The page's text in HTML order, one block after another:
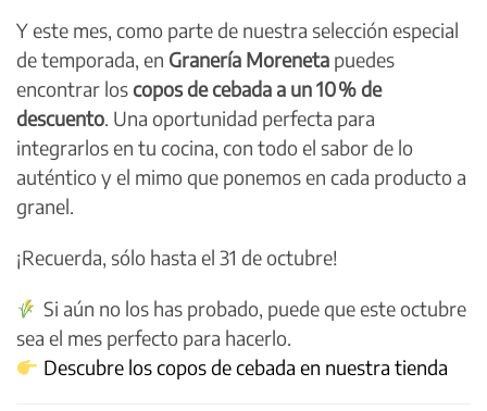
Y este mes, como parte de nuestra selección especial
de temporada, en Granería Moreneta puedes
encontrar loscopos de cebada a un 10 % de
descuento. Una oportunidad perfecta para
integrarlos en tu cocina, con todo el sabor de lo
auténtico y el mimo que ponemos en cada producto a
granel.
¡Recuerda, sólo hasta el 31 de octubre!
Si aún no los has probado, puede que este octubre
sea el mes perfecto para hacerlo.
Descubre los copos de cebada en nuestra tienda